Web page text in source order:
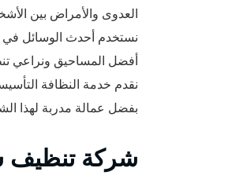
العدوى والأمراض بين
نستخدم أحدث الوسائل في
أفضل المساحيق ونراعي
نقدم خدمة النظافة
بفضل عمالة مدربة لهذا
شركة